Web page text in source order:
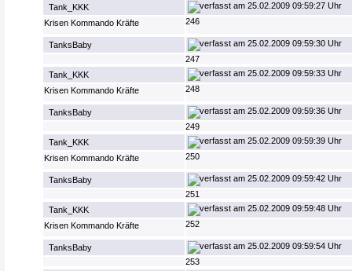
Tank_KKK
25.02.2009 09:59:27 Uhr
Krisen Kommando Kräfte
246
TanksBaby
25.02.2009 09:59:30 Uhr
247
Tank_KKK
25.02.2009 09:59:33 Uhr
Krisen Kommando Kräfte
248
TanksBaby
25.02.2009 09:59:36 Uhr
249
Tank_KKK
25.02.2009 09:59:39 Uhr
Krisen Kommando Kräfte
250
TanksBaby
25.02.2009 09:59:42 Uhr
251
Tank_KKK
25.02.2009 09:59:48 Uhr
Krisen Kommando Kräfte
252
TanksBaby
25.02.2009 09:59:54 Uhr
253